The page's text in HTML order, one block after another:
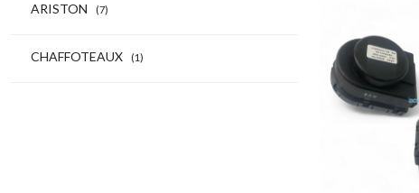
ARISTON (7)
CHAFFOTEAUX (1)